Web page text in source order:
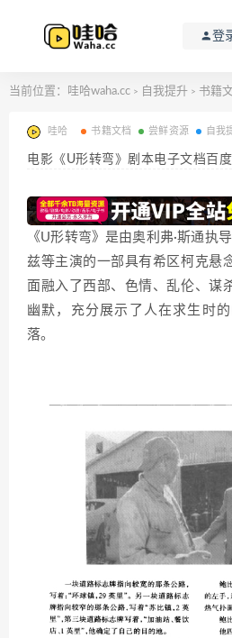
登
当前位置： 哇哈waha.cc > 自我提升 > 书籍
哇哈 书籍文档 尝鲜资源 自我
电影《U形转弯》剧本电子文档百
《U形转弯》是由奥利弗·斯通执
兹等主演的一部具有希区柯克悬
面融入了西部、色情、乱伦、谋
幽默，充分展示了人在求生时
落。